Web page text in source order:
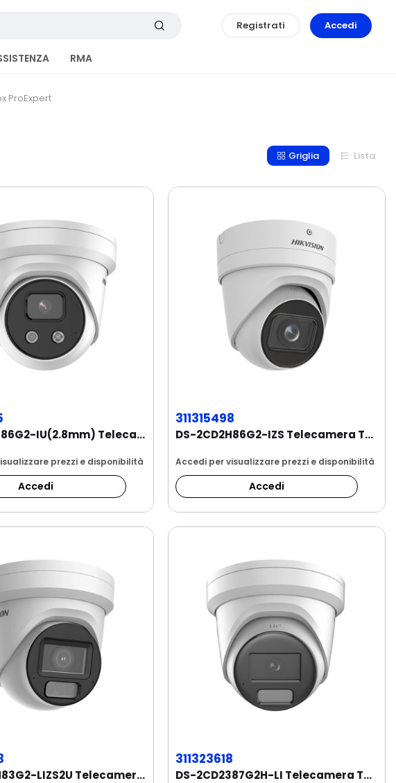
Registrati Accedi
RMA
ProExpert
Griglia Lista
DS-2CD2386G2-IU(2.8mm) Telecamera Turret IP...
prezzi e disponibilità
Accedi
311315498
DS-2CD2H86G2-IZS Telecamera Turret IP...
Accedi per visualizzare prezzi e disponibilità
Accedi
DS-2CD2H83G2-LIZS2U Telecamera Turret 8MP Smart...
311323618
DS-2CD2387G2H-LI Telecamera Turret 2.8mm Smart...